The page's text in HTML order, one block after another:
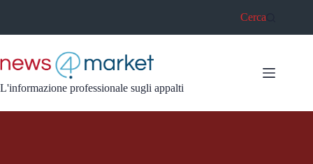
Cerca
L'informazione professionale sugli appalti